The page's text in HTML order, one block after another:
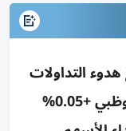
التداولات
وتراجع السيولة؛ دبي +0.1% وأبوظبي +0.05%